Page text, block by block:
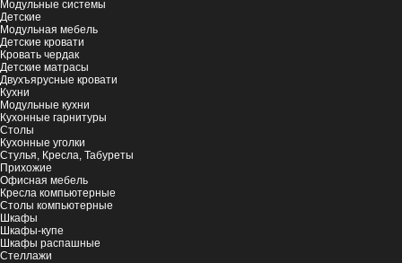
Модульные системы
Детские
Модульная мебель
Детские кровати
Кровать чердак
Детские матрасы
Двухъярусные кровати
Кухни
Модульные кухни
Кухонные гарнитуры
Столы
Кухонные уголки
Стулья, Кресла, Табуреты
Прихожие
Офисная мебель
Кресла компьютерные
Столы компьютерные
Шкафы
Шкафы-купе
Шкафы распашные
Стеллажи